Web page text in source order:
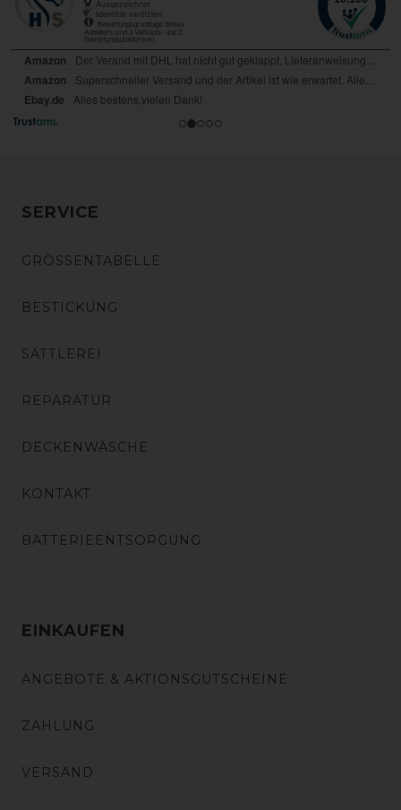
SERVICE
GRÖSSENTABELLE
BESTICKUNG
SATTLEREI
REPARATUR
DECKENWÄSCHE
KONTAKT
BATTERIEENTSORGUNG
EINKAUFEN
ANGEBOTE & AKTIONSGUTSCHEINE
ZAHLUNG
VERSAND